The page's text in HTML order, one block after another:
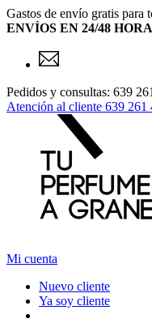
Gastos de envío gratis para
ENVÍOS EN 24/48
Pedidos y consultas: 639
Atención al cliente 639 261
Mi cuenta
Nuevo cliente
Ya soy cliente